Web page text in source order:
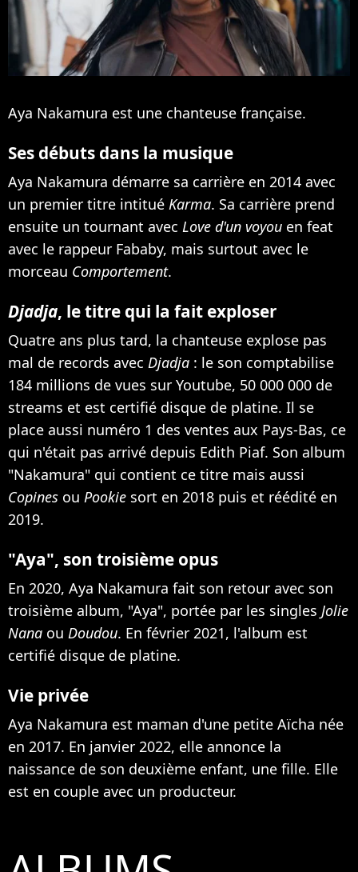
Aya Nakamura est une chanteuse française.
Ses débuts dans la musique
Aya Nakamura démarre sa carrière en 2014 avec
un premier titre intitué Karma. Sa carrière prend
ensuite un tournant avec Love d'un voyou en feat
avec le rappeur Fababy, mais surtout avec le
morceau Comportement.
Djadja, le titre qui la fait exploser
Quatre ans plus tard, la chanteuse explose pas
mal de records avec Djadja : le son comptabilise
184 millions de vues sur Youtube, 50 000 000 de
streams et est certifié disque de platine. Il se
place aussi numéro 1 des ventes aux Pays-Bas, ce
qui n'était pas arrivé depuis Edith Piaf. Son album
"Nakamura" qui contient ce titre mais aussi
Copines ou Pookie sort en 2018 puis et réédité en
2019.
"Aya", son troisième opus
En 2020, Aya Nakamura fait son retour avec son
troisième album, "Aya", portée par les singles Jolie
Nana ou Doudou. En février 2021, l'album est
certifié disque de platine.
Vie privée
Aya Nakamura est maman d'une petite Aïcha née
en 2017. En janvier 2022, elle annonce la
naissance de son deuxième enfant, une fille. Elle
est en couple avec un producteur.